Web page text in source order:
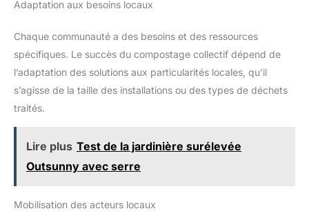
Adaptation aux besoins locaux
Chaque communauté a des besoins et des ressources
spécifiques. Le succès du compostage collectif dépend de
l’adaptation des solutions aux particularités locales, qu’il
s’agisse de la taille des installations ou des types de déchets
traités.
Lire plus Test de la jardinière surélevée
Outsunny avec serre
Mobilisation des acteurs locaux